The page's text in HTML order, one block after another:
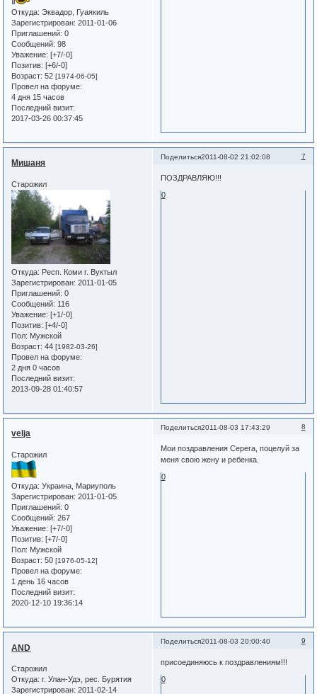
Откуда: Эквадор, Гуаякиль
Зарегистрирован: 2011-01-06
Приглашений: 0
Сообщений: 98
Уважение: [+7/-0]
Позитив: [+6/-0]
Возраст: 52[1974-06-05]
Провел на форуме:
4 дня 15 часов
Последний визит:
2017-03-26 00:37:45
Поделиться 7
2011-08-02 21:02:08
Мишаня
Старожил
Откуда: Респ. Коми г. Вуктыл
Зарегистрирован: 2011-01-05
Приглашений: 0
Сообщений: 116
Уважение: [+1/-0]
Позитив: [+4/-0]
Пол: Мужской
Возраст: 44[1982-03-26]
Провел на форуме:
2 дня 0 часов
Последний визит:
2013-09-28 01:40:57
ПОЗДРАВЛЯЮ!!!
0
Поделиться 8
2011-08-03 17:43:29
velja
Старожил
Откуда: Украина, Мариуполь
Зарегистрирован: 2011-01-05
Приглашений: 0
Сообщений: 267
Уважение: [+7/-0]
Позитив: [+7/-0]
Пол: Мужской
Возраст: 50[1976-05-12]
Провел на форуме:
1 день 16 часов
Последний визит:
2020-12-10 19:36:14
Мои поздравления Серега, поцелуй за
меня свою жену и ребенка.
0
Поделиться 9
2011-08-03 20:00:40
AND
Старожил
Откуда: г. Улан-Удэ, рес. Бурятия
Зарегистрирован: 2011-02-14
присоединяюсь к поздравлениям!!!
0